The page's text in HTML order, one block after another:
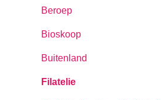
Beroep
Bioskoop
Buitenland
Filatelie